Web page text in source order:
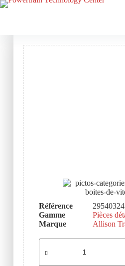
Référence
29540324
Gamme
Pièces
Marque
Allison